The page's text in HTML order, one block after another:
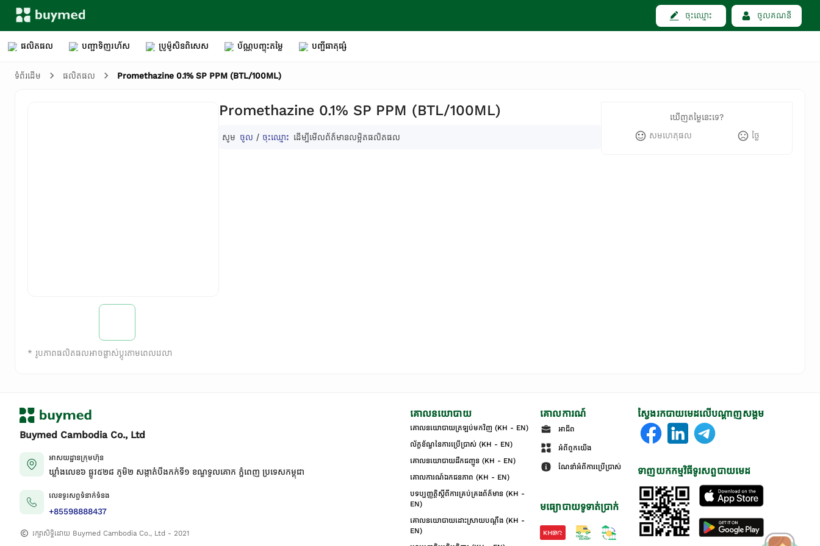
ចុះឈ្មោះ ចូលគណនី
ផលិតផល បញ្ជាទិញរហ័ស ប្រូម៉ូសិនពិសេស ប័ណ្ណបញ្ចុះតម្លៃ បញ្ជីធាតុផ្សំ
ទំព័រដើម ផលិតផល Promethazine 0.1% SP PPM (BTL/100ML)
* រូបភាពផលិតផលអាចផ្លាស់ប្តូរតាមពេលវេលា
Promethazine 0.1% SP PPM (BTL/100ML)
សូម ចូល / ចុះឈ្មោះ ដើម្បីមើលព័ត៌មានលម្អិតផលិតផល
ឃើញតម្លៃនេះទេ?
សមហេតុផល
ថ្លៃ
Buymed Cambodia Co., Ltd
អាសយដ្ឋានក្រុមហ៊ុន
ឃ្លាំងលេខ៦ ផ្លូវ៥២៨ ភូមិ២ សង្កាត់់បឹងកក់ទី១ ខណ្ឌទួលគោក ភ្នំពេញ ប្រទេសកម្ពុជា
លេខទូរសព្ទទំនាក់ទំនង
+85598888437
រក្សាសិទ្ធិដោយ Buymed Cambodia Co., Ltd - 2021
គោលនយោបាយ
គោលនយោបាយត្រឡប់មកវិញ (KH - EN)
ល័ក្ខខ័ណ្ឌនៃការប្រើប្រាស់ (KH - EN)
គោលនយោបាយដឹកជញ្ជូន (KH - EN)
គោលការណ៍ឯកជនភាព (KH - EN)
បទប្បញ្ញត្តិស្តីពីការគ្រប់គ្រងព័ត៌មាន (KH -
EN)
គោលនយោបាយដោះស្រាយបណ្ដឹង (KH -
EN)
គោលការណ៍
អាជីព
អំពីពួកយើង
ណែនាំអំពីការប្រើប្រាស់
មធ្យោបាយទូទាត់ប្រាក់
ស្វែងរកបាយមេដលើបណ្តាញសង្គម
ទាញយកកម្មវិធីទូរសព្ទបាយមេដ